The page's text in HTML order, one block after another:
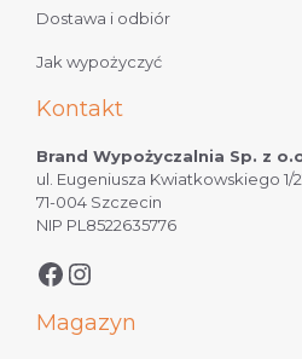
Dostawa i odbiór
Jak wypożyczyć
Kontakt
Brand Wypożyczalnia Sp. z
ul. Eugeniusza Kwiatkowskiego 1/
71-004 Szczecin
NIP PL8522635776
Magazyn